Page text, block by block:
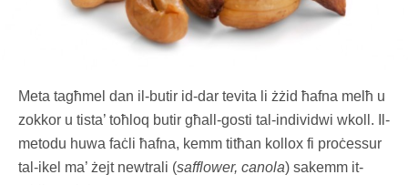
Meta tagħmel dan il-butir id-dar tevita li żżid ħafna melħ u
zokkor u tista’ toħloq butir għall-gosti tal-individwi wkoll. Il-
metodu huwa faċli ħafna, kemm titħan kollox fi proċessur
tal-ikel ma’ żejt newtrali (safflower, canola) sakemm it-